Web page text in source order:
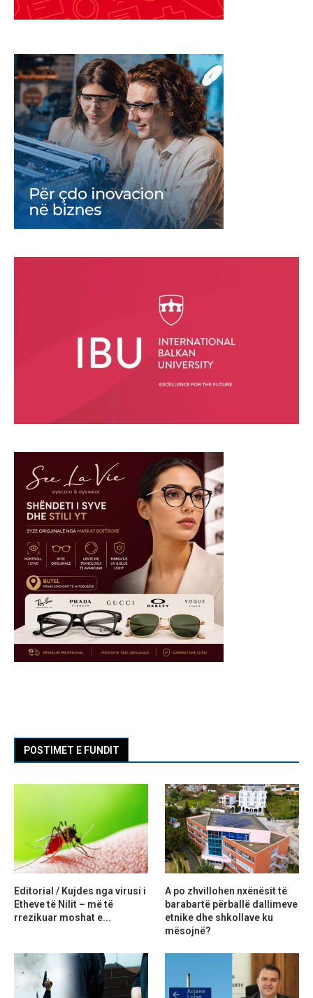
POSTIMET E FUNDIT
Editorial / Kujdes nga virusi i
Etheve të Nilit – më të
rrezikuar moshat e...
A po zhvillohen nxënësit të
barabartë përballë dallimeve
etnike dhe shkollave ku
mësojnë?